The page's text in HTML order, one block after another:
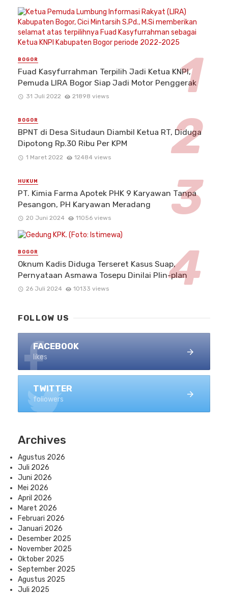
BOGOR
Fuad Kasyfurrahman Terpilih Jadi Ketua KNPI,
Pemuda LIRA Bogor Siap Jadi Motor Penggerak
31 Juli 2022 21898 views
BOGOR
BPNT di Desa Situdaun Diambil Ketua RT, Diduga
Dipotong Rp.30 Ribu Per KPM
1 Maret 2022 12484 views
HUKUM
PT. Kimia Farma Apotek PHK 9 Karyawan Tanpa
Pesangon, PH Karyawan Meradang
20 Juni 2024 11056 views
BOGOR
Oknum Kadis Diduga Terseret Kasus Suap,
Pernyataan Asmawa Tosepu Dinilai Plin-plan
26 Juli 2024 10133 views
FOLLOW US
FACEBOOK
likes
TWITTER
followers
Archives
Agustus 2026
Juli 2026
Juni 2026
Mei 2026
April 2026
Maret 2026
Februari 2026
Januari 2026
Desember 2025
November 2025
Oktober 2025
September 2025
Agustus 2025
Juli 2025